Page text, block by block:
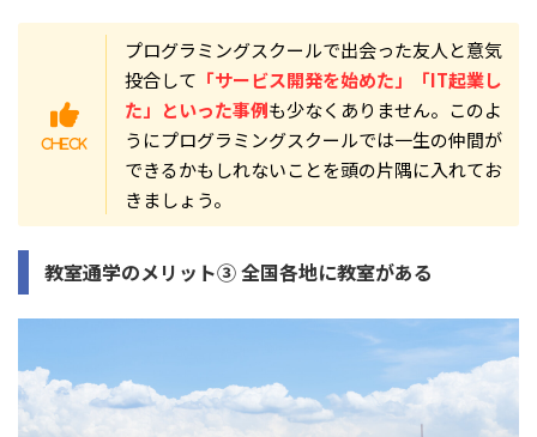
プログラミングスクールで出会った友人と意気
投合して 「サービス開発を始めた」「IT起業し
た」といった事例も少なくありません。このよ
うにプログラミングスクールでは一生の仲間が
できるかもしれないことを頭の片隅に入れてお
きましょう。
教室通学のメリット③ 全国各地に教室がある